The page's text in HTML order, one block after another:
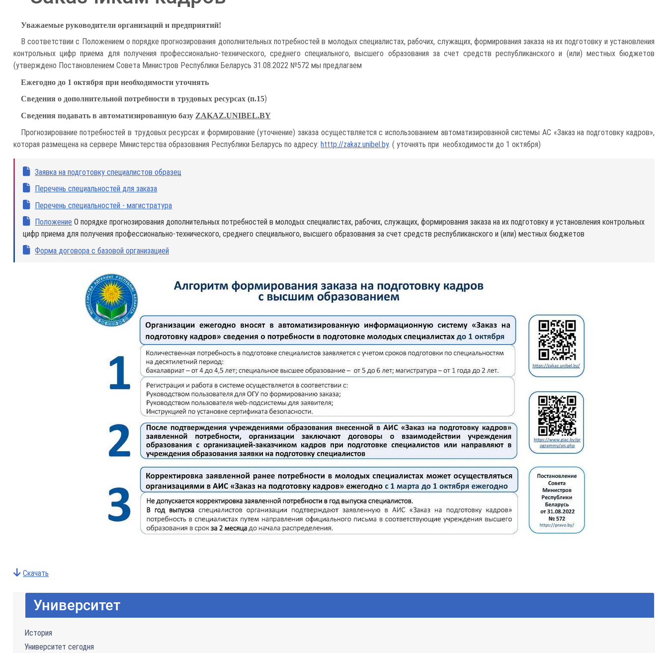
Уважаемые руководители организаций и предприятий!
В соответствии с Положением о порядке прогнозирования дополнительных потребностей в молодых специалистах, рабочих, служащих, формирования заказа на их подготовку и установления
контрольных цифр приема для получения профессионально-технического, среднего специального, высшего образования за счет средств республиканского и (или) местных бюджетов
(утверждено Постановлением Совета Министров Республики Беларусь 31.08.2022 №572 мы предлагаем
Ежегодно до 1 октября при необходимости уточнять
Сведения о дополнительной потребности в трудовых ресурсах (п.15)
Сведения подавать в автоматизированную базу ZAKAZ.UNIBEL.BY
Прогнозирование потребностей в трудовых ресурсах и формирование (уточнение) заказа осуществляется с использованием автоматизированной системы АС «Заказ на подготовку кадров»,
которая размещена на сервере Министерства образования Республики Беларусь по адресу:htttp://zakaz.unibel.by. ( уточнять при необходимости до 1 октября)
Заявка на подготовку специалистов образец
Перечень специальностей для заказа
Перечень специальностей - магистратура
Положение О порядке прогнозирования дополнительных потребностей в молодых специалистах, рабочих, служащих, формирования заказа на их подготовку и установления контрольных
цифр приема для получения профессионально-технического, среднего специального, высшего образования за счет средств республиканского и (или) местных бюджетов
Форма договора с базовой организацией
Скачать
Университет
История
Университет сегодня